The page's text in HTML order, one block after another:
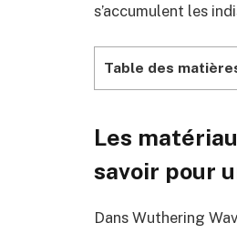
s’accumulent les
Table des
Les
savoir pour
Dans Wuthering